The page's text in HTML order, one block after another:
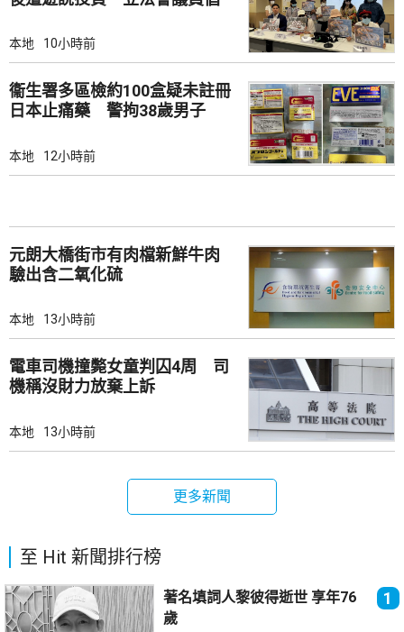
本地 10小時前
衞生署多區檢約100盒疑未註冊
日本止痛藥 警拘38歲男子
本地 12小時前
元朗大橋街市有肉檔新鮮牛肉
驗出含二氧化硫
本地 13小時前
電車司機撞斃女童判囚4周 司
機稱沒財力放棄上訴
本地 13小時前
更多新聞
至 Hit 新聞排行榜
著名填詞人黎彼得逝世 享年76
歲
1